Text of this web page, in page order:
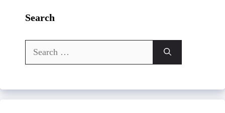
Search
Search
for: